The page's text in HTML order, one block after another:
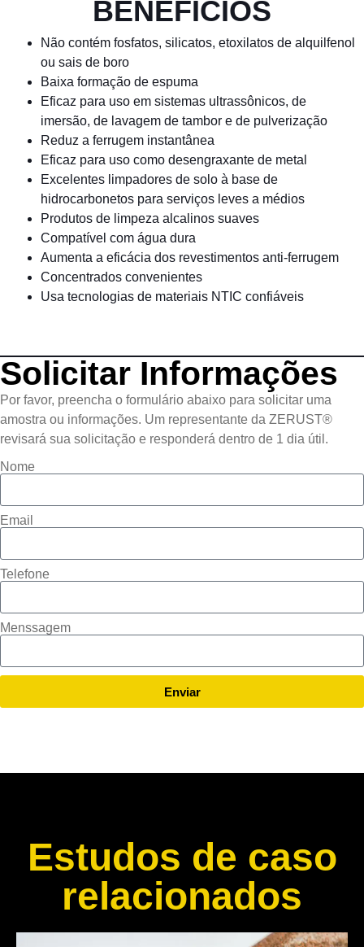
BENEFÍCIOS
Não contém fosfatos, silicatos, etoxilatos de alquilfenol
ou sais de boro
Baixa formação de espuma
Eficaz para uso em sistemas ultrassônicos, de
imersão, de lavagem de tambor e de pulverização
Reduz a ferrugem instantânea
Eficaz para uso como desengraxante de metal
Excelentes limpadores de solo à base de
hidrocarbonetos para serviços leves a médios
Produtos de limpeza alcalinos suaves
Compatível com água dura
Aumenta a eficácia dos revestimentos anti-ferrugem
Concentrados convenientes
Usa tecnologias de materiais NTIC confiáveis
Solicitar Informações
Por favor, preencha o formulário abaixo para solicitar uma
amostra ou informações. Um representante da ZERUST®
revisará sua solicitação e responderá dentro de 1 dia útil.
Nome
Email
Telefone
Menssagem
Enviar
Estudos de caso
relacionados